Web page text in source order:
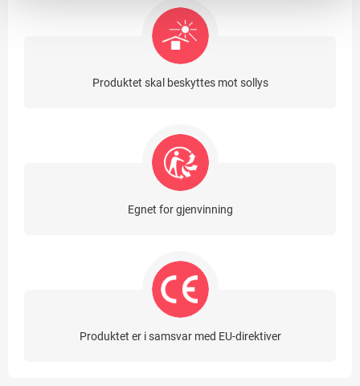
Produktet skal beskyttes mot sollys
Egnet for gjenvinning
Produktet er i samsvar med EU-direktiver